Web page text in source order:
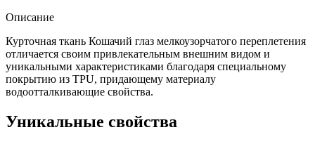
Описание
Курточная ткань Кошачий глаз мелкоузорчатого переплетения
отличается своим привлекательным внешним видом и
уникальными характеристиками благодаря специальному
покрытию из TPU, придающему материалу
водоотталкивающие свойства.
Уникальные свойства